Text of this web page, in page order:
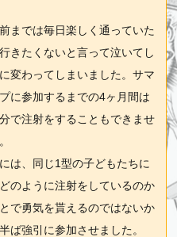
までは毎日楽しく通っていた
きたくないと言って泣いてし
変わってしまいました。サマ
に参加するまでの4ヶ月間は
で注射をすることもできませ
は、同じ1型の子どもたちに
のように注射をしているのか
で勇気を貰えるのではないか
ば強引に参加させました。